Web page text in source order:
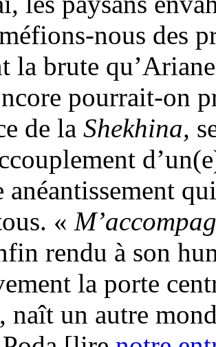
nous des
la brute
pourrait-on
de la Shekhina,
anéantissement
«
rendu à son
la porte
naît un autre